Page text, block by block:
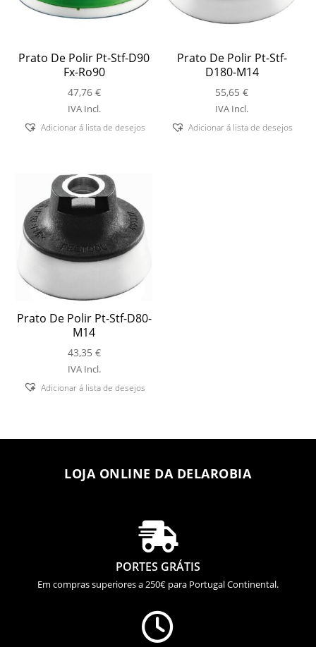
Prato De Polir Pt-Stf-D90
Fx-Ro90
47,76 €
IVA Incl.
Adicionar á lista de desejos
Prato De Polir Pt-Stf-
D180-M14
55,65€
IVA Incl.
Adicionar á lista de desejos
Prato De Polir Pt-Stf-D80-
M14
43,35 €
IVA Incl.
Adicionar á lista de desejos
LOJA ONLINE DA DELAROBIA

PORTES GRÁTIS
Em compras superiores a 250€ para Portugal Continental.
